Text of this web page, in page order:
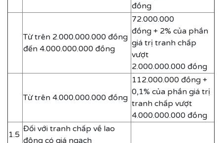
đồng
Từ trên 2.000.000.000 đồng
đến 4.000.000.000 đồng
72.000.000
đồng + 2% của phần
giá trị tranh chấp
vượt
2.000.000.000 đồng
Từ trên 4.000.000.000 đồng
112.000.000 đồng +
0,1% của phần giá trị
tranh chấp vượt
4.000.000.000 đồng
1.5
Đối với tranh chấp về lao
động có giá ngạch